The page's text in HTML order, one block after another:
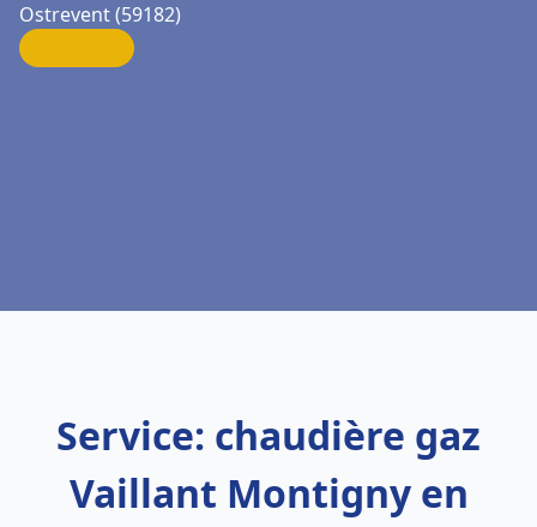
Ostrevent (59182)
Service: chaudière gaz
Vaillant Montigny en